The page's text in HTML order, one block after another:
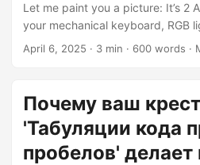
эту вкладку и вернуться к 47-
памяти подряд, выслушайте
Let me paint you a picture: It’s 2
your mechanical keyboard, RGB
for termites. There’s half-empty
ABSOLUTELY NECESSARY for
Congratulations - you’ve
forever pushing your formatting
Formatting Delusion We’ve all
April 6, 2025 · 3 min · 600 words ·
Почему ваш
'Табуляции кода
пробелов'